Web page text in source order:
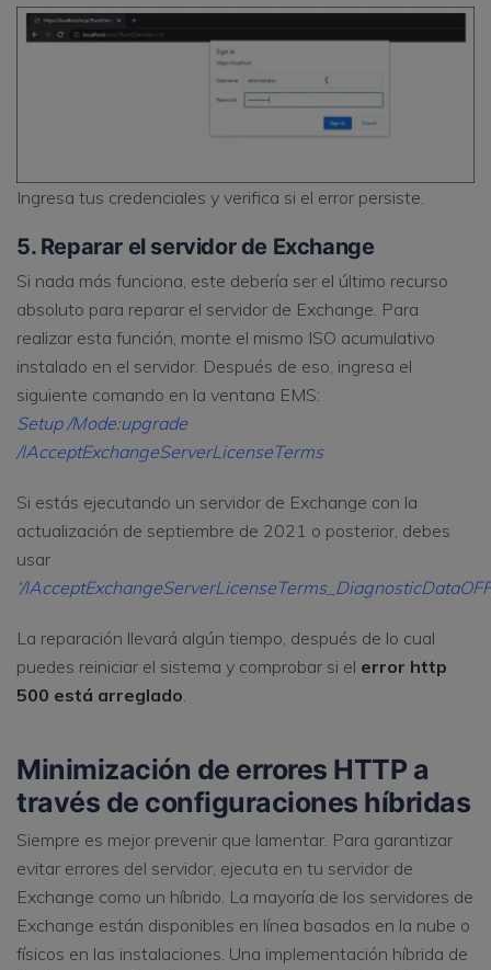
Ingresa tus credenciales y verifica si el error persiste.
5. Reparar el servidor de Exchange
Si nada más funciona, este debería ser el último recurso
absoluto para reparar el servidor de Exchange. Para
realizar esta función, monte el mismo ISO acumulativo
instalado en el servidor. Después de eso, ingresa el
siguiente comando en la ventana EMS:
Setup /Mode:upgrade
/IAcceptExchangeServerLicenseTerms
Si estás ejecutando un servidor de Exchange con la
actualización de septiembre de 2021 o posterior, debes
usar
‘/
La reparación llevará algún tiempo, después de lo cual
puedes reiniciar el sistema y comprobar si el error http
500 está arreglado
Minimización de errores HTTP a
través de configuraciones híbridas
Siempre es mejor prevenir que lamentar. Para garantizar
evitar errores del servidor, ejecuta en tu servidor de
Exchange como un híbrido. La mayoría de los servidores de
Exchange están disponibles en línea basados en la nube o
físicos en las instalaciones. Una implementación híbrida de